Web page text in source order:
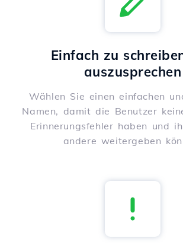
Einfach zu
auszusprechen
Wählen Sie einen einfachen
Namen, damit die Benutzer
Erinnerungsfehler haben und
andere weitergeben